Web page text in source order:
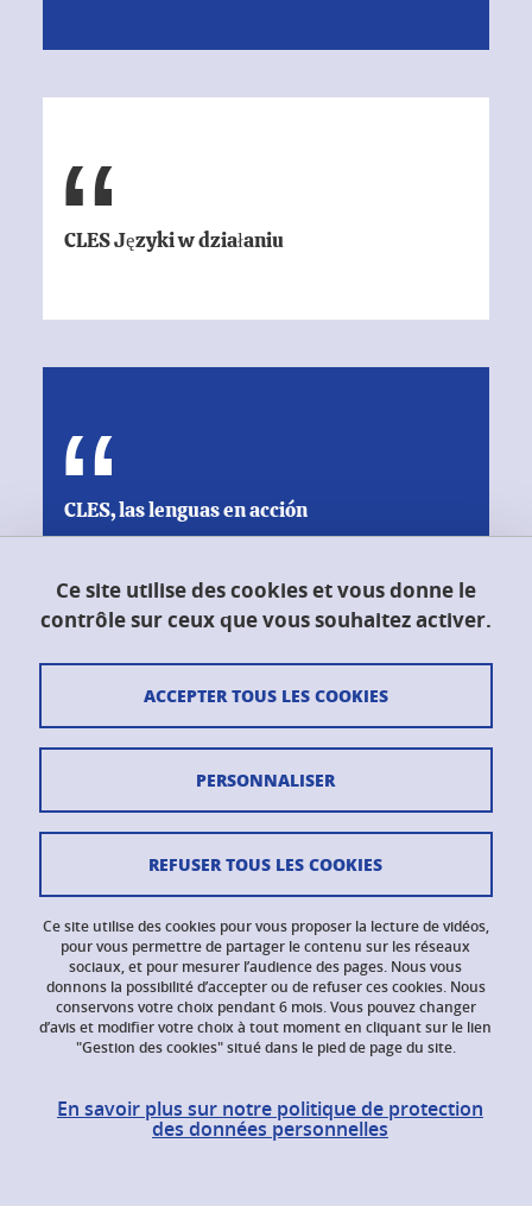
CLES Języki w działaniu
CLES, las lenguas en acción
اللغتين في العمل،CLES
Ce site utilise des cookies et vous donne le
contrôle sur ceux que vous souhaitez activer.
Ce site utilise des cookies pour vous proposer la lecture de vidéos,
pour vous permettre de partager le contenu sur les réseaux
sociaux, et pour mesurer l’audience des pages. Nous vous
donnons la possibilité d’accepter ou de refuser ces cookies. Nous
conservons votre choix pendant 6 mois. Vous pouvez changer
d’avis et modifier votre choix à tout moment en cliquant sur le lien
"Gestion des cookies" situé dans le pied de page du site.
En savoir plus sur notre politique de protection
des données personnelles
ACCEPTER TOUS LES COOKIES
REFUSER TOUS LES COOKIES
PERSONNALISER